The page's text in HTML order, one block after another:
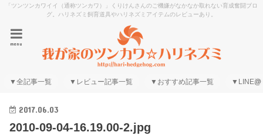
「ツンツンカワイイ（通称ツンカワ）」くりけんさんのご機嫌がなかなか取れない育成奮闘ブロ
グ。ハリネズミ飼育道具やハリネズミアイテムのレビューあり。
menu
▼全記事一覧 ▼レビュー記事一覧 ▼おすすめ記事一覧 ▼LINE@
2017.06.03
2010-09-04-16.19.00-2.jpg